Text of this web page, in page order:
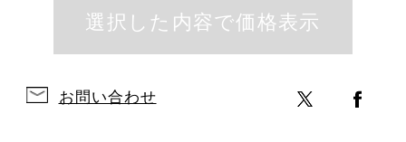
お問い合わせ